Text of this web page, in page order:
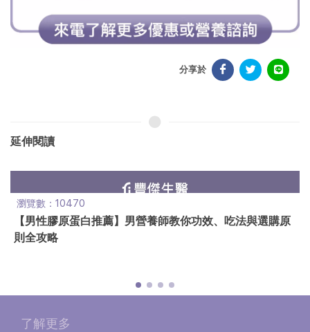
分享於
延伸閱讀
瀏覽數：10470
【男性膠原蛋白推薦】男營養師教你功效、吃法與選購原
則全攻略
了解更多